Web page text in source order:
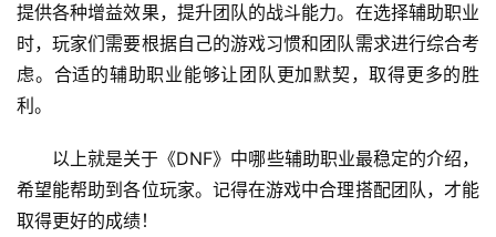
提供各种增益效果，提升团队的战斗能力。在选择辅助职业
时，玩家们需要根据自己的游戏习惯和团队需求进行综合考
虑。合适的辅助职业能够让团队更加默契，取得更多的胜
利。
以上就是关于《DNF》中哪些辅助职业最稳定的介绍，
希望能帮助到各位玩家。记得在游戏中合理搭配团队，才能
取得更好的成绩！